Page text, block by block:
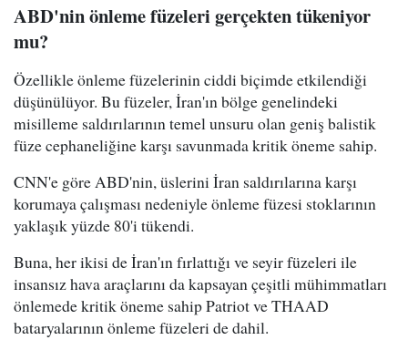
ABD'nin önleme füzeleri gerçekten tükeniyor
mu?
Özellikle önleme füzelerinin ciddi biçimde etkilendiği
düşünülüyor. Bu füzeler, İran'ın bölge genelindeki
misilleme saldırılarının temel unsuru olan geniş balistik
füze cephaneliğine karşı savunmada kritik öneme sahip.
CNN'e göre ABD'nin, üslerini İran saldırılarına karşı
korumaya çalışması nedeniyle önleme füzesi stoklarının
yaklaşık yüzde 80'i tükendi.
Buna, her ikisi de İran'ın fırlattığı ve seyir füzeleri ile
insansız hava araçlarını da kapsayan çeşitli mühimmatları
önlemede kritik öneme sahip Patriot ve THAAD
bataryalarının önleme füzeleri de dahil.